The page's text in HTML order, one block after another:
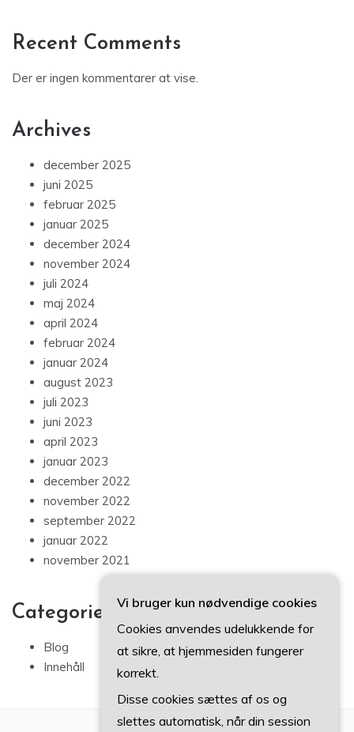
Recent Comments
Der er ingen kommentarer at vise.
Archives
december 2025
juni 2025
februar 2025
januar 2025
december 2024
november 2024
juli 2024
maj 2024
april 2024
februar 2024
januar 2024
august 2023
juli 2023
juni 2023
april 2023
januar 2023
december 2022
november 2022
september 2022
januar 2022
november 2021
Categories
Blog
Innehåll
Vi bruger kun nødvendige cookies
Cookies anvendes udelukkende for
at sikre, at hjemmesiden fungerer
korrekt.
Disse cookies sættes af os og
slettes automatisk, når din session